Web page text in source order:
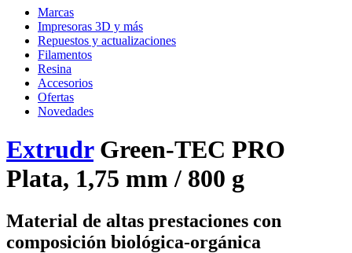
Marcas
Impresoras 3D y más
Repuestos y actualizaciones
Filamentos
Resina
Accesorios
Ofertas
Novedades
ExtrudrGreen-TEC PRO
Plata, 1,75 mm / 800 g
Material de altas prestaciones con
composición biológica-orgánica